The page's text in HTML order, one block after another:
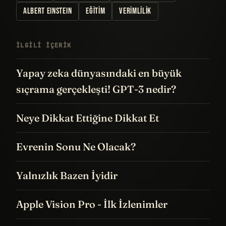
ALBERT EINSTEIN
EĞITIM VERIMLILIK
İLGILI IÇERIK
Yapay zeka dünyasındaki en büyük
sıçrama gerçekleşti! GPT-3 nedir?
Neye Dikkat Ettiğine Dikkat Et
Evrenin Sonu Ne Olacak?
Yalnızlık Bazen İyidir
Apple Vision Pro - İlk İzlenimler